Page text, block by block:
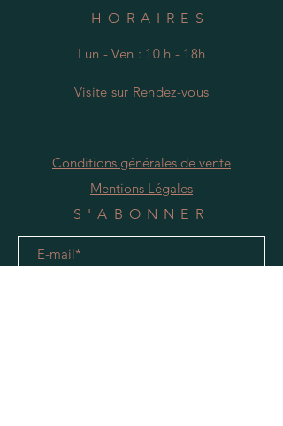
HORAIRES
Lun - Ven : 10 h - 18h
Visite sur Rendez-vous
Conditions générales de vente
Mentions Légales
S'ABONNER